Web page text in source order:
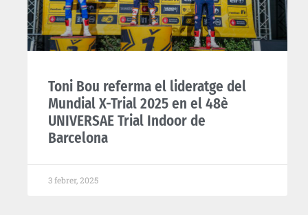
Toni Bou referma el lideratge del
Mundial X-Trial 2025 en el 48è
UNIVERSAE Trial Indoor de
Barcelona
3 febrer, 2025